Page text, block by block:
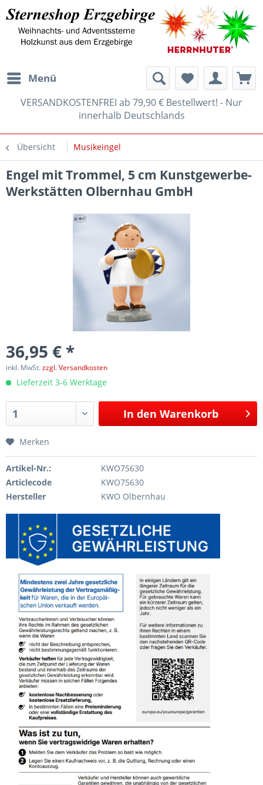
Menü
VERSANDKOSTENFREI ab 79,90 € Bestellwert! - Nur
innerhalb Deutschlands
Übersicht Musikeingel
Engel mit Trommel, 5 cm Kunstgewerbe-
Werkstätten Olbernhau GmbH
36,95 € *
inkl. MwSt.zzgl. Versandkosten
Lieferzeit 3-6 Werktage
In den Warenkorb
Merken
Artikel-Nr.:
KWO75630
Articlecode
KWO75630
Hersteller
KWO Olbernhau